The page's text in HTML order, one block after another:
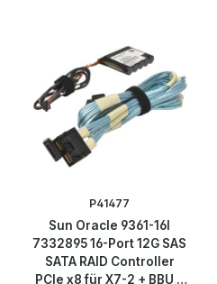
P41477
Sun Oracle 9361-16I
7332895 16-Port 12G SAS
SATA RAID Controller
PCIe x8 für X7-2 + BBU +